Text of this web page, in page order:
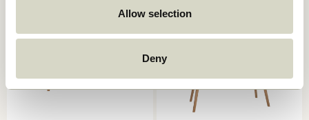
Allow selection
Deny